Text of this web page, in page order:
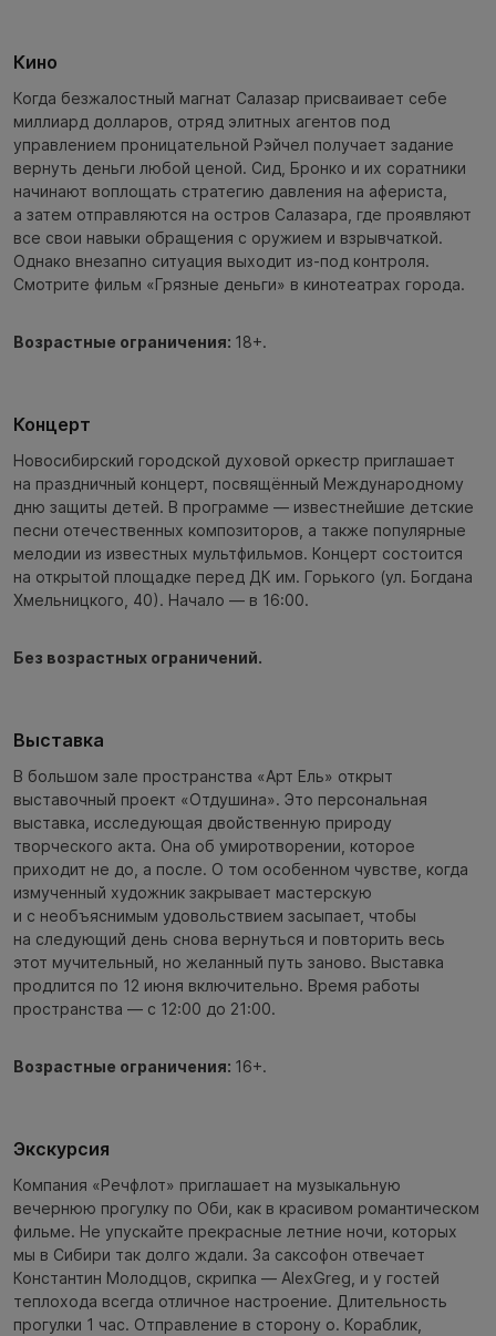
Кино
Когда безжалостный магнат Салазар присваивает себе
миллиард долларов, отряд элитных агентов под
управлением проницательной Рэйчел получает задание
вернуть деньги любой ценой. Сид, Бронко и их соратники
начинают воплощать стратегию давления на афериста,
а затем отправляются на остров Салазара, где проявляют
все свои навыки обращения с оружием и взрывчаткой.
Однако внезапно ситуация выходит из-под контроля.
Смотрите фильм «Грязные деньги» в кинотеатрах города.
Возрастные ограничения: 18+.
Концерт
Новосибирский городской духовой оркестр приглашает
на праздничный концерт, посвящённый Международному
дню защиты детей. В программе — известнейшие детские
песни отечественных композиторов, а также популярные
мелодии из известных мультфильмов. Концерт состоится
на открытой площадке перед ДК им. Горького (ул. Богдана
Хмельницкого, 40). Начало — в 16:00.
Без возрастных ограничений.
Выставка
В большом зале пространства «Арт Ель» открыт
выставочный проект «Отдушина». Это персональная
выставка, исследующая двойственную природу
творческого акта. Она об умиротворении, которое
приходит не до, а после. О том особенном чувстве, когда
измученный художник закрывает мастерскую
и с необъяснимым удовольствием засыпает, чтобы
на следующий день снова вернуться и повторить весь
этот мучительный, но желанный путь заново. Выставка
продлится по 12 июня включительно. Время работы
пространства — с 12:00 до 21:00.
Возрастные ограничения: 16+.
Экскурсия
Компания «Речфлот» приглашает на музыкальную
вечернюю прогулку по Оби, как в красивом романтическом
фильме. Не упускайте прекрасные летние ночи, которых
мы в Сибири так долго ждали. За саксофон отвечает
Константин Молодцов, скрипка — AlexGreg, и у гостей
теплохода всегда отличное настроение. Длительность
прогулки 1 час. Отправление в сторону о. Кораблик,